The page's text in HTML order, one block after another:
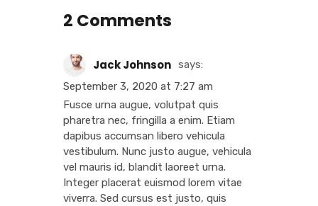
2 Comments
Jack Johnson says:
September 3, 2020 at 7:27 am
Fusce urna augue, volutpat quis
pharetra nec, fringilla a enim. Etiam
dapibus accumsan libero vehicula
vestibulum. Nunc justo augue, vehicula
vel mauris id, blandit laoreet urna.
Integer placerat euismod lorem vitae
viverra. Sed cursus est justo, quis